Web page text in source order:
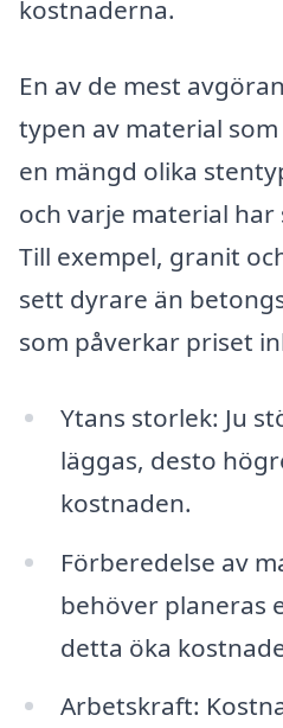
kostnaderna.
En av de mest
typen av material
en mängd olika
och varje material har
Till exempel, granit
sett dyrare än
som påverkar priset
Ytans storlek: Ju
läggas, desto
kostnaden.
Förberedelse av
behöver planeras
detta öka
Arbetskraft: